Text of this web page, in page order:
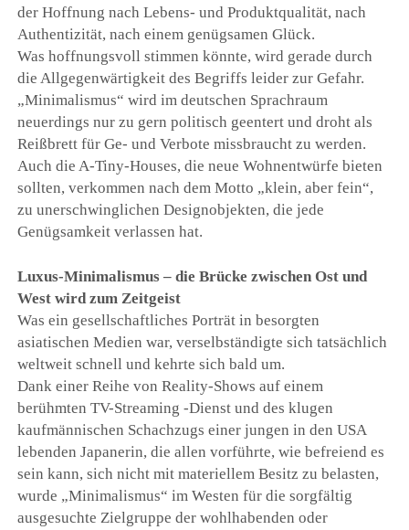
der Hoffnung nach Lebens- und Produktqualität, nach
Authentizität, nach einem genügsamen Glück.
Was hoffnungsvoll stimmen könnte, wird gerade durch
die Allgegenwärtigkeit des Begriffs leider zur Gefahr.
„Minimalismus“ wird im deutschen Sprachraum
neuerdings nur zu gern politisch geentert und droht als
Reißbrett für Ge- und Verbote missbraucht zu werden.
Auch die A-Tiny-Houses, die neue Wohnentwürfe bieten
sollten, verkommen nach dem Motto „klein, aber fein“,
zu unerschwinglichen Designobjekten, die jede
Genügsamkeit verlassen hat.
Luxus-Minimalismus – die Brücke zwischen Ost und
West wird zum Zeitgeist
Was ein gesellschaftliches Porträt in besorgten
asiatischen Medien war, verselbständigte sich tatsächlich
weltweit schnell und kehrte sich bald um.
Dank einer Reihe von Reality-Shows auf einem
berühmten TV-Streaming -Dienst und des klugen
kaufmännischen Schachzugs einer jungen in den USA
lebenden Japanerin, die allen vorführte, wie befreiend es
sein kann, sich nicht mit materiellem Besitz zu belasten,
wurde „Minimalismus“ im Westen für die sorgfältig
ausgesuchte Zielgruppe der wohlhabenden oder